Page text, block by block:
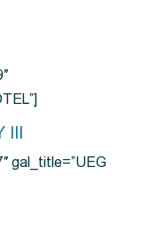
gal_title=”UEG